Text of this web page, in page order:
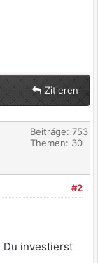
Zitieren
Beiträge: 753
Themen: 30
#2
Du investierst